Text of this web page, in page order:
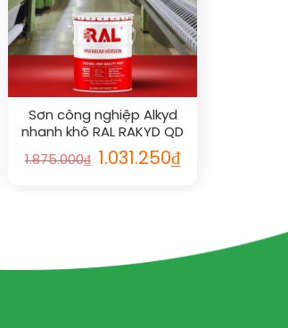
Sơn công nghiệp Alkyd
nhanh khô RAL RAKYD QD
1032
1.875.000₫ 1.031.250₫